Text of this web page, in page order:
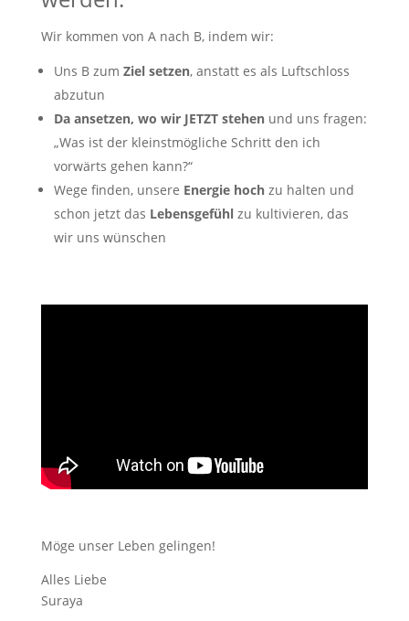
Wir kommen von A nach B, indem wir:
Uns B zum Ziel setzen, anstatt es als Luftschloss
abzutun
Da ansetzen, wo wir JETZT stehenund uns fragen:
„Was ist der kleinstmögliche Schritt den ich
vorwärts gehen kann?“
Wege finden, unsere Energie hochzu halten und
schon jetzt das Lebensgefühlzu kultivieren, das
wir uns wünschen
Möge unser Leben gelingen!
Alles Liebe
Suraya